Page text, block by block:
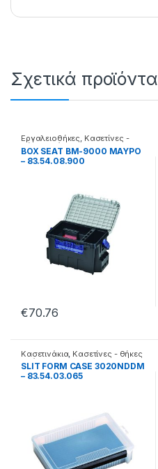
Σχετικά προϊόντα
Εργαλειοθήκες Κασετίνες -
θήκες - βάσεις
BOX SEAT BM-9000 ΜΑΥΡΟ
– 83.54.08.900
€70.76
Κασετινάκια, Κασετίνες - θήκες
- βάσεις
SLIT FORM CASE 3020NDDM
– 83.54.03.065